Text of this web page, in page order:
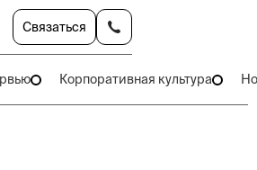
Связаться
Корпоративная культура